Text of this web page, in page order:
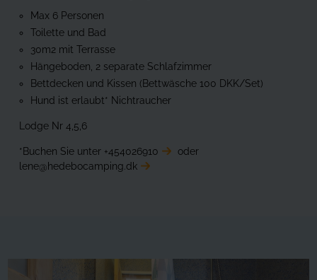
Max 6 Personen
Toilette und Bad
30m2 mit Terrasse
Hängeboden, 2 separate Schlafzimmer
Bettdecken und Kissen (Bettwäsche 100 DKK/Set)
Hund ist erlaubt* Nichtraucher
Lodge Nr 4,5,6
*Buchen Sie unter +454026910
oder
lene@hedebocamping.dk